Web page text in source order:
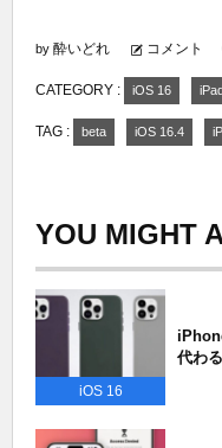
by 酔いどれ コメント
CATEGORY : iOS 16
TAG : beta iOS 16.4
YOU MIGHT
iOS 16
代わ